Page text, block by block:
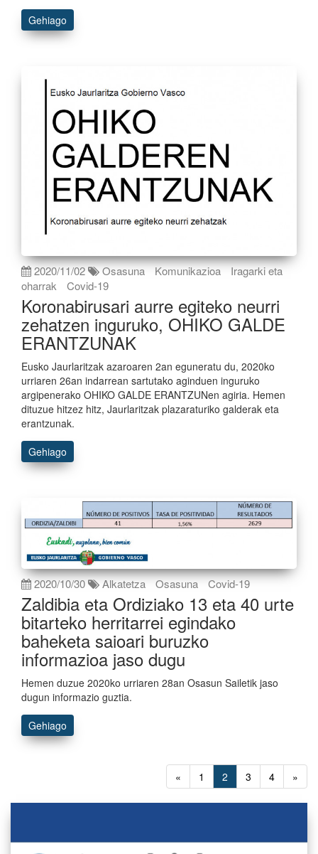
Gehiago
2020/11/02 Osasuna Komunikazioa
Iragarki eta
oharrak
Covid-19
Koronabirusari aurre egiteko neurri
zehatzen inguruko, OHIKO GALDE
ERANTZUNAK
Eusko Jaurlaritzak azaroaren 2an eguneratu du, 2020ko
urriaren 26an indarrean sartutako aginduen inguruko
argipenerako OHIKO GALDE ERANTZUNen agiria. Hemen
dituzue hitzez hitz, Jaurlaritzak plazaraturiko galderak eta
erantzunak.
Gehiago
2020/10/30 Alkatetza Osasuna Covid-19
Zaldibia eta Ordiziako 13 eta 40 urte
bitarteko herritarrei egindako
baheketa saioari buruzko
informazioa jaso dugu
Hemen duzue 2020ko urriaren 28an Osasun Sailetik jaso
dugun informazio guztia.
Gehiago
« 1 2 3 4 »